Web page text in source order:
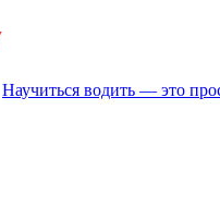
Научиться водить — это